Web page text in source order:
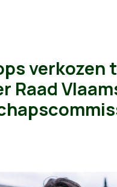
verkozen
Raad